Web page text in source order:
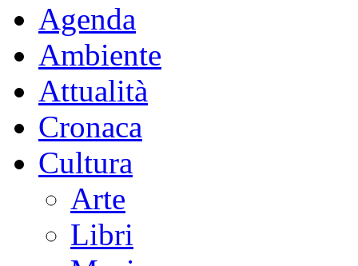
Agenda
Ambiente
Attualità
Cronaca
Cultura
Arte
Libri